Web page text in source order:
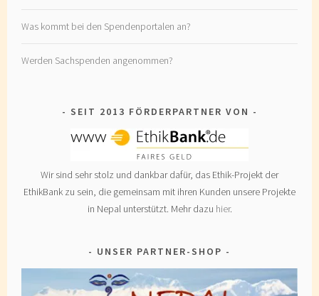
Was kommt bei den Spendenportalen an?
Werden Sachspenden angenommen?
SEIT 2013 FÖRDERPARTNER VON
Wir sind sehr stolz und dankbar dafür, das Ethik-Projekt der
EthikBank zu sein, die gemeinsam mit ihren Kunden unsere Projekte
in Nepal unterstützt. Mehr dazu hier.
UNSER PARTNER-SHOP